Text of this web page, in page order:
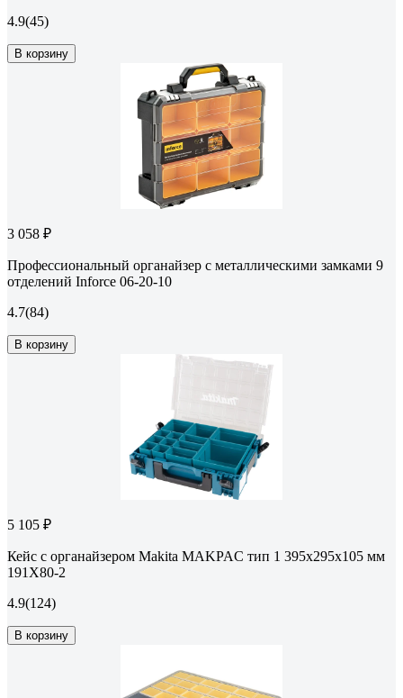
4.9(45)
В корзину
3 058 ₽
Профессиональный органайзер с металлическими замками 9
отделений Inforce 06-20-10
4.7(84)
В корзину
5 105 ₽
Кейс с органайзером Makita MAKPAC тип 1 395x295x105 мм
191X80-2
4.9(124)
В корзину